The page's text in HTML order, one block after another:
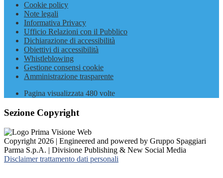
Cookie policy
Note legali
Informativa Privacy
Ufficio Relazioni con il Pubblico
Dichiarazione di accessibilità
Obiettivi di accessibilità
Whistleblowing
Gestione consensi cookie
Amministrazione trasparente
Pagina visualizzata 480 volte
Sezione Copyright
Copyright 2026 | Engineered and powered by Gruppo Spaggiari
Parma S.p.A. | Divisione Publishing & New Social Media
Disclaimer trattamento dati personali